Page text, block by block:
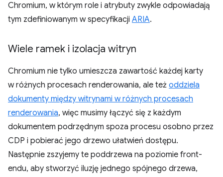
Chromium, w którym role i atrybuty zwykle odpowiadają
tym zdefiniowanym w specyfikacji ARIA.
Wiele ramek i izolacja witryn
Chromium nie tylko umieszcza zawartość każdej karty
w różnych procesach renderowania, ale też oddziela
dokumenty między witrynami w różnych procesach
renderowania, więc musimy łączyć się z każdym
dokumentem podrzędnym spoza procesu osobno przez
CDP i pobierać jego drzewo ułatwień dostępu.
Następnie zszyjemy te poddrzewa na poziomie front-
endu, aby stworzyć iluzję jednego spójnego drzewa,